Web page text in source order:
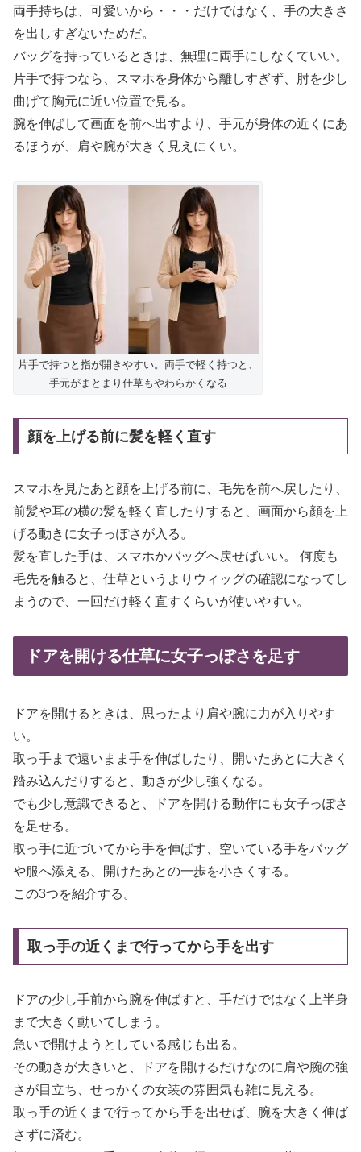
両手持ちは、可愛いから・・・だけではなく、手の大きさ
を出しすぎないためだ。
バッグを持っているときは、無理に両手にしなくていい。
片手で持つなら、スマホを身体から離しすぎず、肘を少し
曲げて胸元に近い位置で見る。
腕を伸ばして画面を前へ出すより、手元が身体の近くにあ
るほうが、肩や腕が大きく見えにくい。
片手で持つと指が開きやすい。両手で軽く持つと、
手元がまとまり仕草もやわらかくなる
顔を上げる前に髪を軽く直す
スマホを見たあと顔を上げる前に、毛先を前へ戻したり、
前髪や耳の横の髪を軽く直したりすると、画面から顔を上
げる動きに女子っぽさが入る。
髪を直した手は、スマホかバッグへ戻せばいい。 何度も
毛先を触ると、仕草というよりウィッグの確認になってし
まうので、一回だけ軽く直すくらいが使いやすい。
ドアを開ける仕草に女子っぽさを足す
ドアを開けるときは、思ったより肩や腕に力が入りやす
い。
取っ手まで遠いまま手を伸ばしたり、開いたあとに大きく
踏み込んだりすると、動きが少し強くなる。
でも少し意識できると、ドアを開ける動作にも女子っぽさ
を足せる。
取っ手に近づいてから手を伸ばす、空いている手をバッグ
や服へ添える、開けたあとの一歩を小さくする。
この3つを紹介する。
取っ手の近くまで行ってから手を出す
ドアの少し手前から腕を伸ばすと、手だけではなく上半身
まで大きく動いてしまう。
急いで開けようとしている感じも出る。
その動きが大きいと、ドアを開けるだけなのに肩や腕の強
さが目立ち、せっかくの女装の雰囲気も雑に見える。
取っ手の近くまで行ってから手を出せば、腕を大きく伸ば
さずに済む。